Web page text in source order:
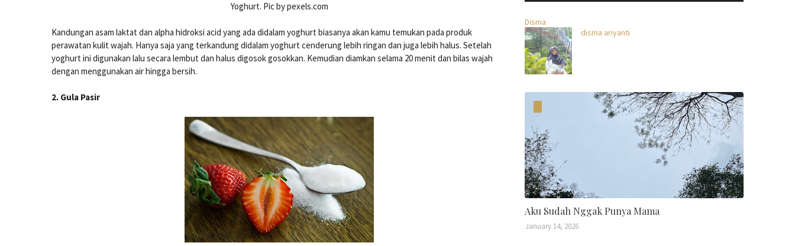
Yoghurt. Pic by pexels.com
Kandungan asam laktat dan alpha hidroksi acid yang ada didalam yoghurt biasanya akan kamu temukan pada produk
perawatan kulit wajah. Hanya saja yang terkandung didalam yoghurt cenderung lebih ringan dan juga lebih halus. Setelah
yoghurt ini digunakan lalu secara lembut dan halus digosok gosokkan. Kemudian diamkan selama 20 menit dan bilas wajah
dengan menggunakan air hingga bersih.
2. Gula Pasir
Disma
disma ariyanti
Aku Sudah Nggak Punya Mama
January 14, 2026